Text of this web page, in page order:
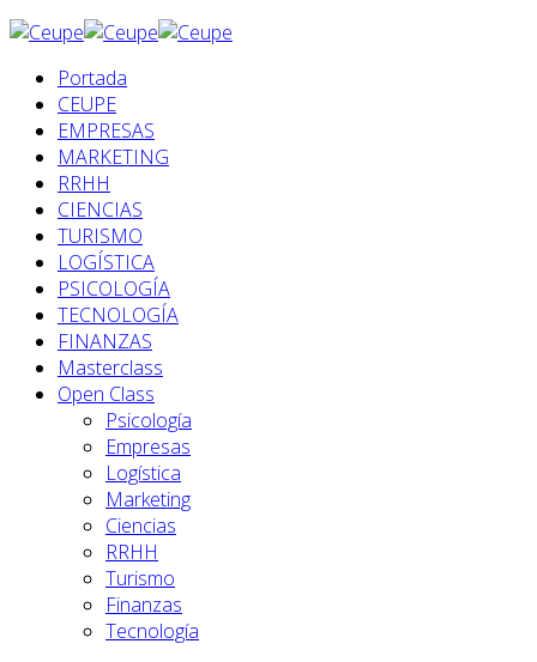
Portada
CEUPE
EMPRESAS
MARKETING
RRHH
CIENCIAS
TURISMO
LOGÍSTICA
PSICOLOGÍA
TECNOLOGÍA
FINANZAS
Masterclass
Open Class
Psicología
Empresas
Logística
Marketing
Ciencias
RRHH
Turismo
Finanzas
Tecnología